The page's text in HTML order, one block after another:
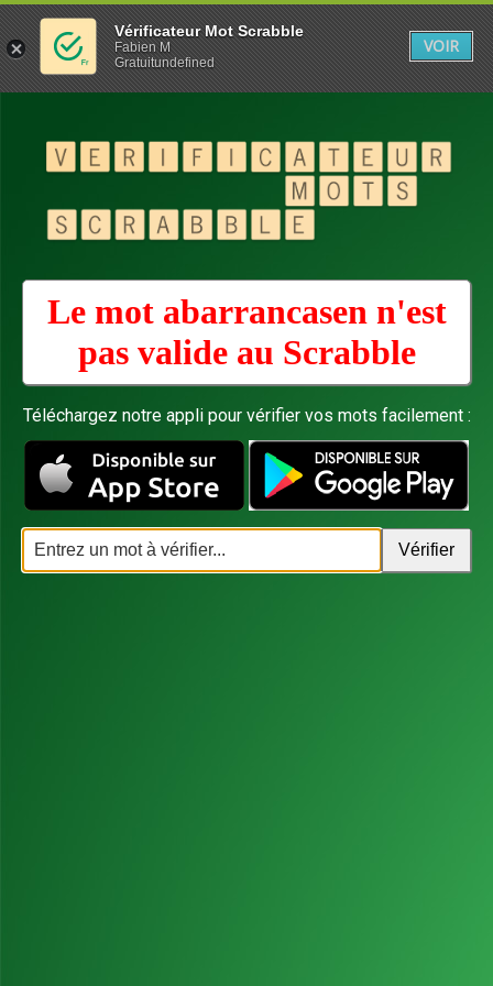
Le mot abarrancasen n'est
pas valide au Scrabble
Téléchargez notre appli pour vérifier vos mots facilement :
Vérificateur Mot Scrabble
Fabien M
Gratuitundefined
VOIR